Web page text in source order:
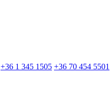
+36 1 345 1505 +36 70 454 5501